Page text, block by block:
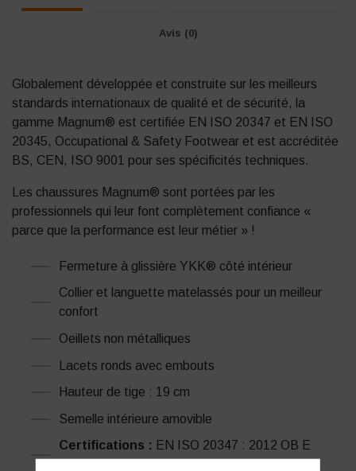
Avis (0)
Globalement développée et construite sur les meilleurs
standards internationaux de qualité et de sécurité, la
gamme Magnum® est certifiée EN ISO 20347 et EN ISO
20345, Occupational & Safety Footwear et est accréditée
BS, CEN, ISO 9001 pour ses spécificités techniques.
Les chaussures Magnum® sont portées par les
professionnels qui leur font complètement confiance «
parce que la performance est leur métier » !
Fermeture à glissière YKK® côté intérieur
Collier et languette matelassés pour un meilleur
confort
Oeillets non métalliques
Lacets ronds avec embouts
Hauteur de tige : 19 cm
Semelle intérieure amovible
Certifications : EN ISO 20347 : 2012 OB E